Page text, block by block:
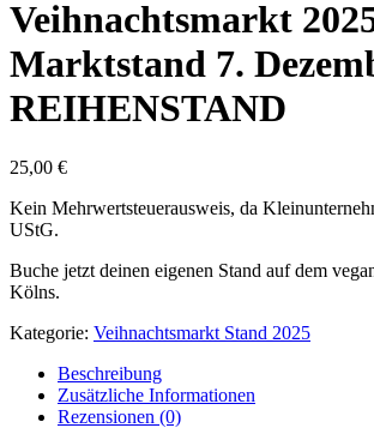
Veihnachtsmarkt
Marktstand 7.
REIHENSTAND
25,00 €
Kein Mehrwertsteuerausweis, da
UStG.
Buche jetzt deinen eigenen Stand auf dem
Kölns.
Kategorie: Veihnachtsmarkt Stand 2025
Beschreibung
Zusätzliche Informationen
Rezensionen (0)